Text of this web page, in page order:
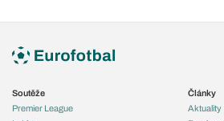
Soutěže
Premier League
Články
Aktuality